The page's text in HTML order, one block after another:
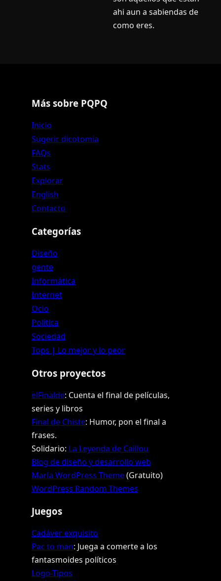
ahi aun a sabiendas de
como eres.
Más sobre PQPQ
Inicio
Sugerir dicotomía
FAQs
Stats
Explorar
English
Contacto
Categorías
Diseño
gente
Informática
Internet
Ocio
Política
Sociedad
Tops | Lo mejor y lo peor
Otros proyectos
elFinalde: Cuenta el final de películas,
series y libros
Final de Chiste: Humor, pon el final a
frases.
Solidario: La Leyenda de Caillou
Blog de diseño y desarrollo web
Marla WordPress Theme(Gratuito)
WordPress Random Themes
Juegos
Cadáver exquisito
Pac to man: Juega a comerte a los
fantasmoides políticos
Logo-Tipos